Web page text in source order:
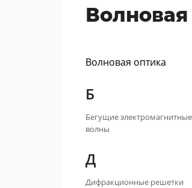
Волновая оптика
Б
Бегущие электромагнитные
волны
Д
Дифракционные решетки